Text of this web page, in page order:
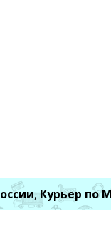
,Курьер по